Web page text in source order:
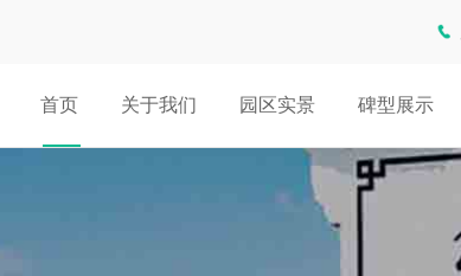
首页 关于我们 园区实景 碑型展示